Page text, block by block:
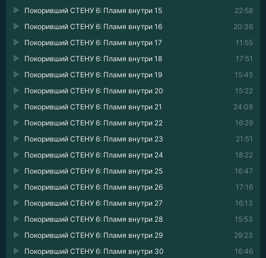
22:58
Покоривший СТЕНУ 6: Пламя внутри 15
20:36
Покоривший СТЕНУ 6: Пламя внутри 16
11:55
Покоривший СТЕНУ 6: Пламя внутри 17
17:51
Покоривший СТЕНУ 6: Пламя внутри 18
15:45
Покоривший СТЕНУ 6: Пламя внутри 19
15:22
Покоривший СТЕНУ 6: Пламя внутри 20
24:08
Покоривший СТЕНУ 6: Пламя внутри 21
16:29
Покоривший СТЕНУ 6: Пламя внутри 22
21:51
Покоривший СТЕНУ 6: Пламя внутри 23
18:22
Покоривший СТЕНУ 6: Пламя внутри 24
16:47
Покоривший СТЕНУ 6: Пламя внутри 25
17:16
Покоривший СТЕНУ 6: Пламя внутри 26
16:13
Покоривший СТЕНУ 6: Пламя внутри 27
15:53
Покоривший СТЕНУ 6: Пламя внутри 28
29:23
Покоривший СТЕНУ 6: Пламя внутри 29
16:46
Покоривший СТЕНУ 6: Пламя внутри 30